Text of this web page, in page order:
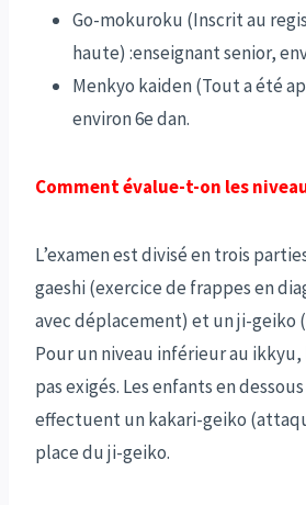
Go-mokuroku (Inscrit au
haute) :enseignant senior,
Menkyo kaiden (Tout a été
environ 6e dan.
Comment évalue-t-on les
L’examen est divisé en trois
gaeshi (exercice de frappes en
avec déplacement) et un ji-geiko
Pour un niveau inférieur au ikkyu,
pas exigés. Les enfants en
effectuent un kakari-geiko
place du ji-geiko.